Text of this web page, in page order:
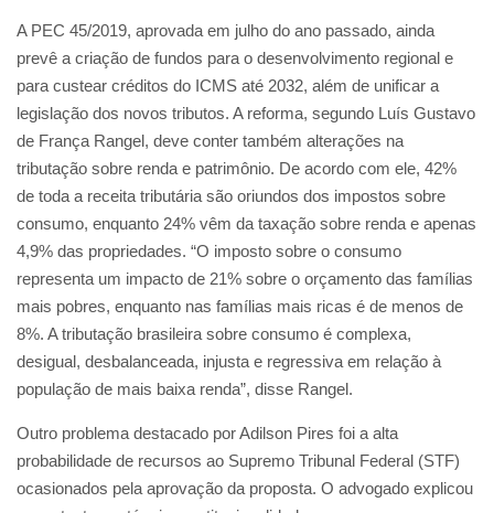
A PEC 45/2019, aprovada em julho do ano passado, ainda
prevê a criação de fundos para o desenvolvimento regional e
para custear créditos do ICMS até 2032, além de unificar a
legislação dos novos tributos. A reforma, segundo Luís Gustavo
de França Rangel, deve conter também alterações na
tributação sobre renda e patrimônio. De acordo com ele, 42%
de toda a receita tributária são oriundos dos impostos sobre
consumo, enquanto 24% vêm da taxação sobre renda e apenas
4,9% das propriedades. “O imposto sobre o consumo
representa um impacto de 21% sobre o orçamento das famílias
mais pobres, enquanto nas famílias mais ricas é de menos de
8%. A tributação brasileira sobre consumo é complexa,
desigual, desbalanceada, injusta e regressiva em relação à
população de mais baixa renda”, disse Rangel.
Outro problema destacado por Adilson Pires foi a alta
probabilidade de recursos ao Supremo Tribunal Federal (STF)
ocasionados pela aprovação da proposta. O advogado explicou